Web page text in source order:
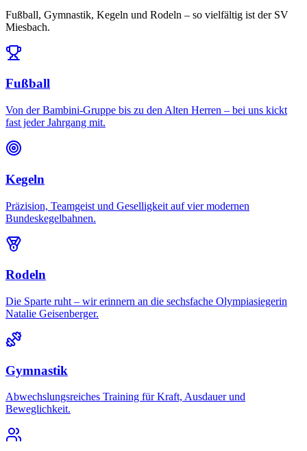
Fußball, Gymnastik, Kegeln und Rodeln – so vielfältig ist der SV
Miesbach.
Fußball
Von der Bambini-Gruppe bis zu den Alten Herren – bei uns kickt
fast jeder Jahrgang mit.
Kegeln
Präzision, Teamgeist und Geselligkeit auf vier modernen
Bundeskegelbahnen.
Rodeln
Die Sparte ruht – wir erinnern an die sechsfache Olympiasiegerin
Natalie Geisenberger.
Gymnastik
Abwechslungsreiches Training für Kraft, Ausdauer und
Beweglichkeit.